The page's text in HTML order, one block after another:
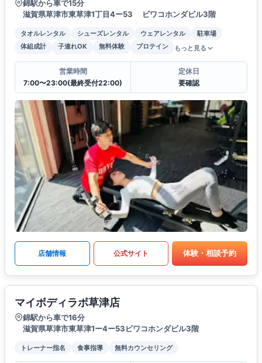
錦駅から車で15分
滋賀県草津市東草津1丁目4ー53 ビワコホンダビル3階
タオルレンタル シューズレンタル ウェアレンタル
駐車場
体組成計
子連れOK 無料体験 プロテイン もっと見る
営業時間
7:00〜23:00(最終受付22:00)
定休日
要確認
店舗情報 公式サイト 体験・相談予約
マイボディラボ草津店
錦駅から車で16分
滋賀県草津市東草津1ー4ー53ビワコホンダビル3階
トレーナー指名 食事指導 無料カウンセリング